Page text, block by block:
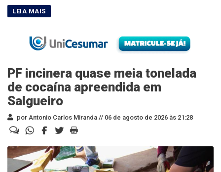
PF incinera quase meia tonelada
de cocaína apreendida em
Salgueiro
por Antonio Carlos Miranda // 06 de agosto de 2026 às 21:28